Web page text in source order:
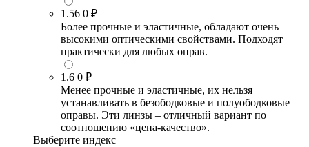
1.56 0 ₽
Более прочные и эластичные, обладают очень
высокими оптическими свойствами. Подходят
практически для любых оправ.
1.6 0 ₽
Менее прочные и эластичные, их нельзя
устанавливать в безободковые и полуободковые
оправы. Эти линзы – отличный вариант по
соотношению «цена-качество».
Выберите индекс